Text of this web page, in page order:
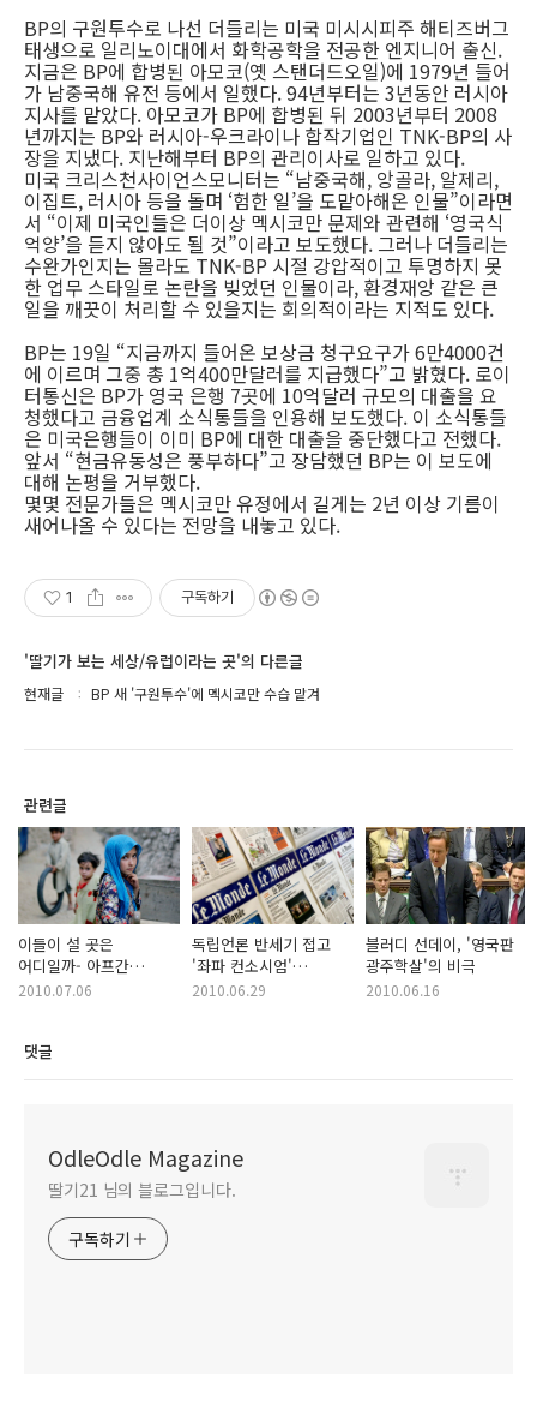
BP의 구원투수로 나선 더들리는 미국 미시시피주 해티즈버그
태생으로 일리노이대에서 화학공학을 전공한 엔지니어 출신.
지금은 BP에 합병된 아모코(옛 스탠더드오일)에 1979년 들어
가 남중국해 유전 등에서 일했다. 94년부터는 3년동안 러시아
지사를 맡았다. 아모코가 BP에 합병된 뒤 2003년부터 2008
년까지는 BP와 러시아-우크라이나 합작기업인 TNK-BP의 사
장을 지냈다. 지난해부터 BP의 관리이사로 일하고 있다.
미국 크리스천사이언스모니터는 “남중국해, 앙골라, 알제리,
이집트, 러시아 등을 돌며 ‘험한 일’을 도맡아해온 인물”이라면
서 “이제 미국인들은 더이상 멕시코만 문제와 관련해 ‘영국식
억양’을 듣지 않아도 될 것”이라고 보도했다. 그러나 더들리는
수완가인지는 몰라도 TNK-BP 시절 강압적이고 투명하지 못
한 업무 스타일로 논란을 빚었던 인물이라, 환경재앙 같은 큰
일을 깨끗이 처리할 수 있을지는 회의적이라는 지적도 있다.
BP는 19일 “지금까지 들어온 보상금 청구요구가 6만4000건
에 이르며 그중 총 1억400만달러를 지급했다”고 밝혔다. 로이
터통신은 BP가 영국 은행 7곳에 10억달러 규모의 대출을 요
청했다고 금융업계 소식통들을 인용해 보도했다. 이 소식통들
은 미국은행들이 이미 BP에 대한 대출을 중단했다고 전했다.
앞서 “현금유동성은 풍부하다”고 장담했던 BP는 이 보도에
대해 논평을 거부했다.
몇몇 전문가들은 멕시코만 유정에서 길게는 2년 이상 기름이
새어나올 수 있다는 전망을 내놓고 있다.
1 구독하기
'딸기가 보는 세상/유럽이라는 곳'의 다른글
현재글 BP 새 '구원투수'에 멕시코만 수습 맡겨
관련글
이들이 설 곳은
어디일까- 아프간
파병해놓고 난민들은
2010.07.06
독립언론 반세기 접고
'좌파 컨소시엄'
대주주로 맞은 르몽드
2010.06.29
블러디 선데이, '영국판
광주학살'의 비극
2010.06.16
댓글
OdleOdle Magazine
딸기21 님의 블로그입니다.
구독하기